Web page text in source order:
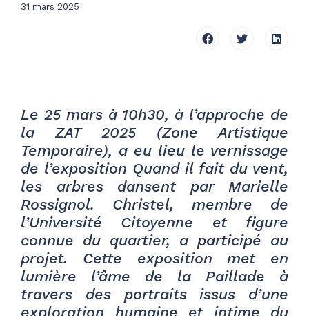
31 mars 2025
Le 25 mars à 10h30, à l’approche de
la ZAT 2025 (Zone Artistique
Temporaire), a eu lieu le vernissage
de l’exposition Quand il fait du vent,
les arbres dansent par Marielle
Rossignol. Christel, membre de
l’Université Citoyenne et figure
connue du quartier, a participé au
projet. Cette exposition met en
lumière l’âme de la Paillade à
travers des portraits issus d’une
exploration humaine et intime du